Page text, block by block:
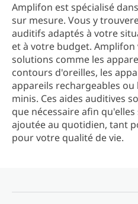
Amplifon est spécialisé
sur mesure. Vous y
auditifs adaptés à votre
et à votre budget.
solutions comme les
contours d'oreilles, les
appareils rechargeables
minis. Ces aides auditives
que nécessaire afin
ajoutée au quotidien, tant
pour votre qualité de vie.